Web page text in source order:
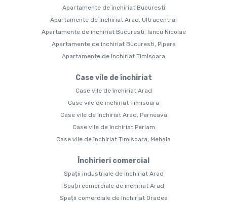
Apartamente de închiriat Bucuresti
Apartamente de închiriat Arad, Ultracentral
Apartamente de închiriat Bucuresti, Iancu Nicolae
Apartamente de închiriat Bucuresti, Pipera
Apartamente de închiriat Timisoara
Case vile de închiriat
Case vile de închiriat Arad
Case vile de închiriat Timisoara
Case vile de închiriat Arad, Parneava
Case vile de închiriat Periam
Case vile de închiriat Timisoara, Mehala
Închirieri comercial
Spații industriale de închiriat Arad
Spații comerciale de închiriat Arad
Spații comerciale de închiriat Oradea